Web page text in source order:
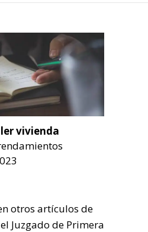
vivienda
otros artículos de
Juzgado de Primera